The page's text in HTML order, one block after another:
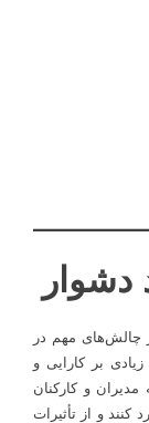
چالش‌های مهم در
بر کارایی و
مدیران و کارکنان
کنند و از تأثیرات